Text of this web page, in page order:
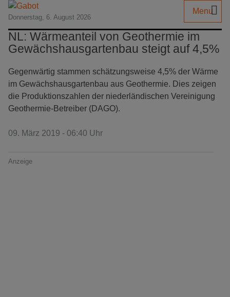
Donnerstag, 6. August 2026
Menu
NL: Wärmeanteil von Geothermie im
Gewächshausgartenbau steigt auf 4,5%
Gegenwärtig stammen schätzungsweise 4,5% der Wärme
im Gewächshausgartenbau aus Geothermie. Dies zeigen
die Produktionszahlen der niederländischen Vereinigung
Geothermie-Betreiber (DAGO).
09. März 2019 - 06:40 Uhr
Anzeige